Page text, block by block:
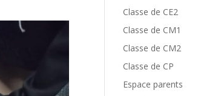
Classe de CE2
Classe de CM1
Classe de CM2
Classe de CP
Espace parents